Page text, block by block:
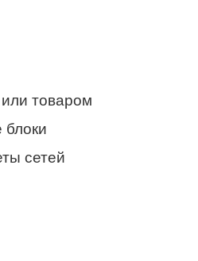
товаром
сетей